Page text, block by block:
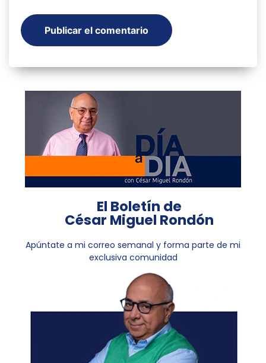
El Boletín de
César Miguel Rondón
Apúntate a mi correo semanal y forma parte de mi
exclusiva comunidad